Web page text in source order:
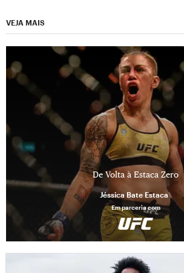
VEJA MAIS
De Volta à Estaca Zero
Jéssica Bate Estaca
Em parceria com